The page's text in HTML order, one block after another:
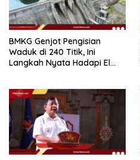
BMKG Genjot Pengisian
Waduk di 240 Titik, Ini
Langkah Nyata Hadapi El